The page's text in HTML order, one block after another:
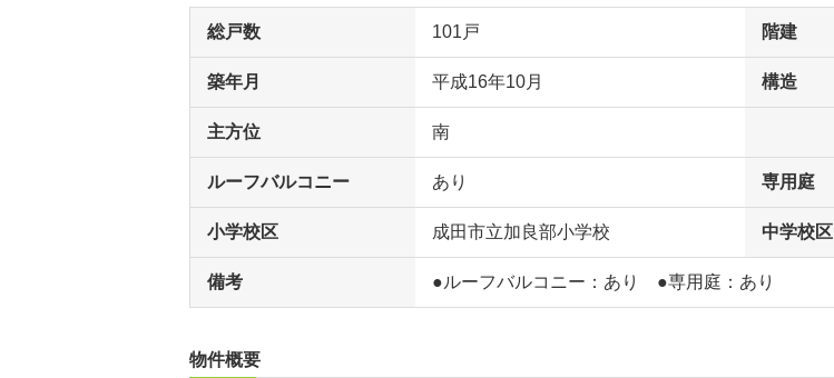
総戸数 101戸 階建
築年月 平成16年10月 構造
主方位 南
ルーフバルコニー あり 専用庭
小学校区 成田市立加良部小学校 中学校区
備考 ●ルーフバルコニー：あり ●専用庭：あり
物件概要